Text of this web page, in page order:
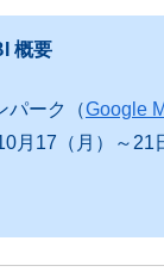
概要
パーク（Google
月17（月）～21